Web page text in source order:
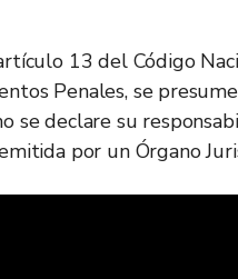
13 del Código
Penales, se
se declare su
por un Órgano